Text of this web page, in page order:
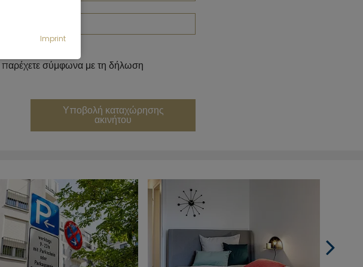
σύμφωνα με τη δήλωση
Υποβολή καταχώρησης
ακινήτου
Imprint